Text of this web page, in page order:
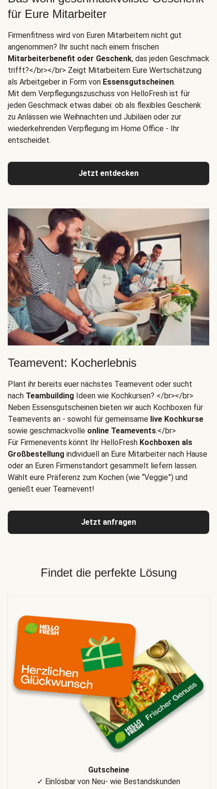
für Eure Mitarbeiter
Firmenfitness wird von Euren Mitarbeitern nicht gut
angenommen? Ihr sucht nach einem frischen
Mitarbeiterbenefit oder Geschenk, das jeden Geschmack
trifft?</br></br> Zeigt Mitarbeitern Eure Wertschätzung
als Arbeitgeber in Form von Essensgutscheinen.
Mit dem Verpflegungszuschuss von HelloFresh ist für
jeden Geschmack etwas dabei: ob als flexibles Geschenk
zu Anlässen wie Weihnachten und Jubiläen oder zur
wiederkehrenden Verpflegung im Home Office - Ihr
entscheidet.
Jetzt entdecken
Teamevent: Kocherlebnis
Plant ihr bereits euer nächstes Teamevent oder sucht
nach Teambuilding Ideen wie Kochkursen? </br></br>
Neben Essensgutscheinen bieten wir auch Kochboxen für
Teamevents an - sowohl für gemeinsame live Kochkurse
sowie geschmackvolle online Teamevents.</br>
Für Firmenevents könnt Ihr HelloFresh Kochboxen als
Großbestellung individuell an Eure Mitarbeiter nach Hause
oder an Euren Firmenstandort gesammelt liefern lassen.
Wählt eure Präferenz zum Kochen (wie “Veggie”) und
genießt euer Teamevent!
Jetzt anfragen
Findet die perfekte Lösung
Gutscheine
✓ Einlösbar von Neu- wie Bestandskunden